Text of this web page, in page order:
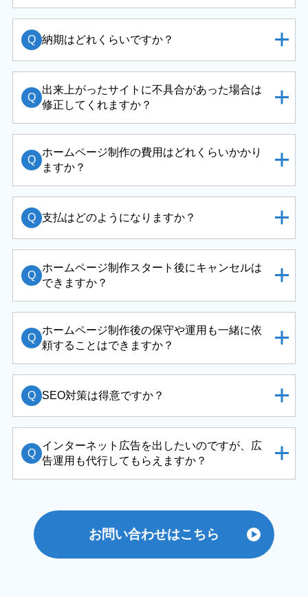
Q 納期はどれくらいですか？
Q
出来上がったサイトに不具合があった場合は
修正してくれますか？
Q
ホームページ制作の費用はどれくらいかかり
ますか？
Q 支払はどのようになりますか？
Q
ホームページ制作スタート後にキャンセルは
できますか？
Q
ホームページ制作後の保守や運用も一緒に依
頼することはできますか？
Q SEO対策は得意ですか？
Q
インターネット広告を出したいのですが、広
告運用も代行してもらえますか？
お問い合わせはこちら